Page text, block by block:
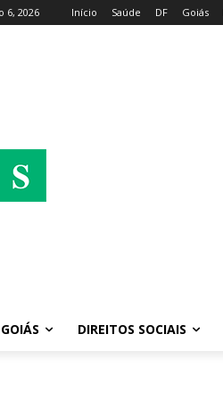
6, 2026 Início Saúde DF Goiás
GOIÁS DIREITOS SOCIAIS